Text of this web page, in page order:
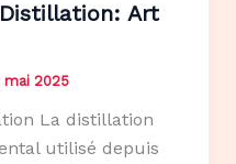
Art
mai 2025
La distillation
utilisé depuis